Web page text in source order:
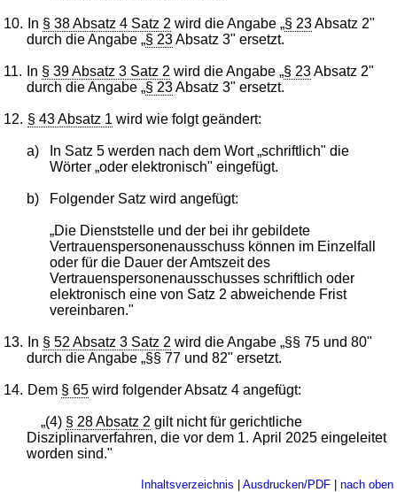
10. In § 38 Absatz 4 Satz 2 wird die Angabe „§ 23Absatz 2"
durch die Angabe „§ 23Absatz 3" ersetzt.
11. In § 39 Absatz 3 Satz 2 wird die Angabe „§ 23Absatz 2"
durch die Angabe „§ 23Absatz 3" ersetzt.
12. § 43 Absatz 1 wird wie folgt geändert:
a)
In Satz 5 werden nach dem Wort „schriftlich" die
Wörter „oder elektronisch" eingefügt.
b) Folgender Satz wird angefügt:
„Die Dienststelle und der bei ihr gebildete
Vertrauenspersonenausschuss können im Einzelfall
oder für die Dauer der Amtszeit des
Vertrauenspersonenausschusses schriftlich oder
elektronisch eine von Satz 2 abweichende Frist
vereinbaren."
13. In § 52 Absatz 3 Satz 2 wird die Angabe „§§ 75 und 80"
durch die Angabe „§§ 77 und 82" ersetzt.
14. Dem § 65 wird folgender Absatz 4 angefügt:
„(4) § 28 Absatz 2 gilt nicht für gerichtliche
Disziplinarverfahren, die vor dem 1. April 2025 eingeleitet
worden sind."
Inhaltsverzeichnis | Ausdrucken/PDF| nach oben